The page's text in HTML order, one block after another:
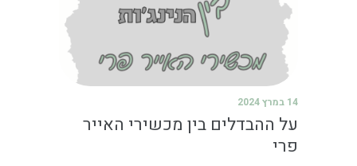
14 במרץ 2024
על ההבדלים בין מכשירי האייר
פרי